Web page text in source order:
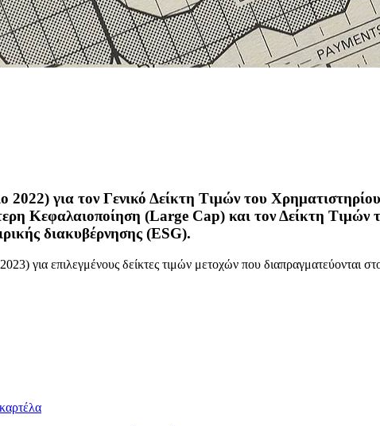
2022) για τον Γενικό Δείκτη Τιμών του
Κεφαλαιοποίηση (Large Cap) και τον Δείκτη Τιμών
διακυβέρνησης (ESG).
για επιλεγμένους δείκτες τιμών μετοχών που διαπραγματεύονται